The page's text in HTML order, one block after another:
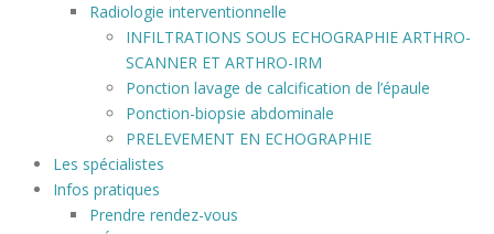
Radiologie interventionnelle
INFILTRATIONS SOUS ECHOGRAPHIE ARTHRO-
SCANNER ET ARTHRO-IRM
Ponction lavage de calcification de l’épaule
Ponction-biopsie abdominale
PRELEVEMENT EN ECHOGRAPHIE
Les spécialistes
Infos pratiques
Prendre rendez-vous